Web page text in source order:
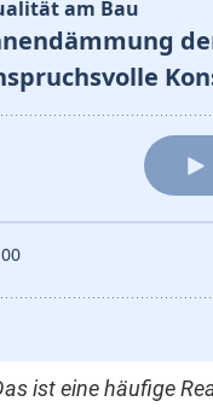
ist eine häufige